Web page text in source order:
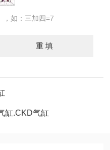
，如：三加四=7
缸.CKD气缸